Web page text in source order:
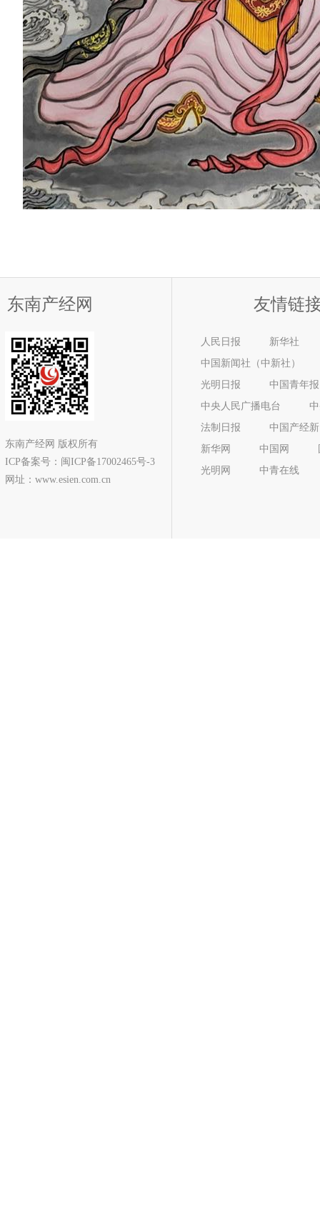
东南产经网
东南产经网 版权所有
ICP备案号： 闽ICP备17002465号-3
网址：www.esien.com.cn
友情链
人民日报
新华社
中国新闻社（中新社）
光明日报
中国青年报
中央人民广播电台
法制日报
中国产经
新华网
中国网
光明网
中青在线